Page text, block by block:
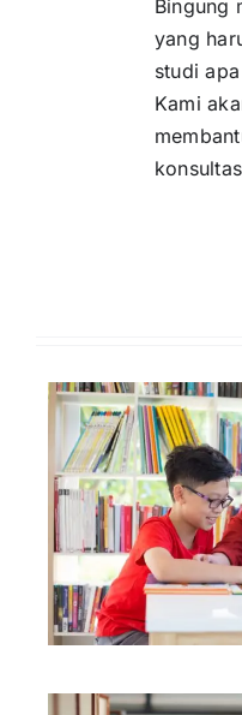
Bingung
yang
studi
Kami